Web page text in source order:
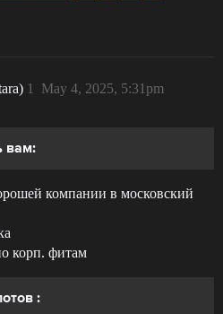
May 4, 2025, 5:31pm
1
вам:
компании в московский
корп. фитам
: